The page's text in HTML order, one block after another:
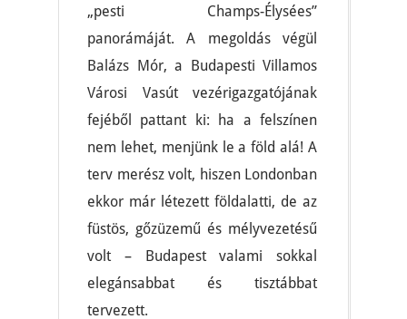
„pesti Champs-Élysées”
panorámáját. A megoldás végül
Balázs Mór, a Budapesti Villamos
Városi Vasút vezérigazgatójának
fejéből pattant ki: ha a felszínen
nem lehet, menjünk le a föld alá! A
terv merész volt, hiszen Londonban
ekkor már létezett földalatti, de az
füstös, gőzüzemű és mélyvezetésű
volt – Budapest valami sokkal
elegánsabbat és tisztábbat
tervezett.